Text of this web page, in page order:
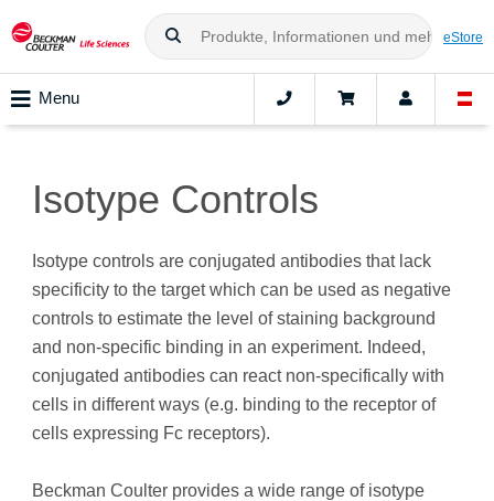
eStore
Menu
Isotype Controls
Isotype controls are conjugated antibodies that lack
specificity to the target which can be used as negative
controls to estimate the level of staining background
and non-specific binding in an experiment. Indeed,
conjugated antibodies can react non-specifically with
cells in different ways (e.g. binding to the receptor of
cells expressing Fc receptors).
Beckman Coulter provides a wide range of isotype